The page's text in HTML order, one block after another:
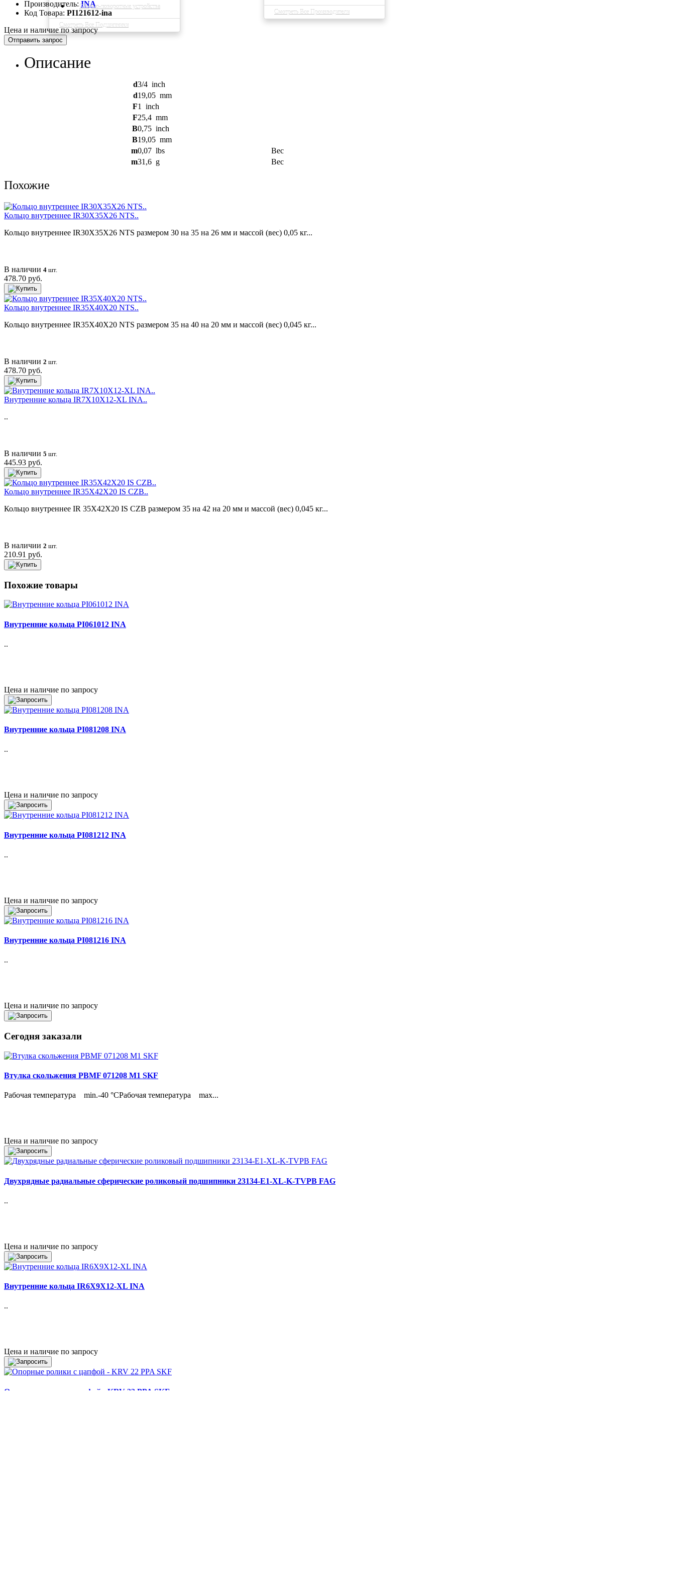
Опорно-поворотные устройства
Смотреть Все Подшипники
Смотреть Все Производители
Производитель:INA
Код Товара: PI121612-ina
Цена и наличие по запросу
Отправить запрос
Описание
d3/4 inch
d19,05 mm
F1
inch
F25,4 mm
B0,75 inch
B19,05 mm
m0,07 lbs
Вес
m31,6 g Вес
Похожие
Кольцо внутреннее IR30X35X26 NTS..
Кольцо внутреннее IR30X35X26 NTS размером 30 на 35 на 26 мм и массой (вес) 0,05 кг...
В наличии 4 шт.
478.70 руб.
Кольцо внутреннее IR35X40X20 NTS..
Кольцо внутреннее IR35X40X20 NTS размером 35 на 40 на 20 мм и массой (вес) 0,045 кг...
В наличии 2 шт.
478.70 руб.
Внутренние кольца IR7X10X12-XL INA..
..
В наличии 5 шт.
445.93 руб.
Кольцо внутреннее IR35X42X20 IS CZB..
Кольцо внутреннее IR 35X42X20 IS CZB размером 35 на 42 на 20 мм и массой (вес) 0,045 кг...
В наличии 2 шт.
210.91 руб.
Похожие товары
Внутренние кольца PI061012 INA
..
Цена и наличие по запросу
Внутренние кольца PI081208 INA
..
Цена и наличие по запросу
Внутренние кольца PI081212 INA
..
Цена и наличие по запросу
Внутренние кольца PI081216 INA
..
Цена и наличие по запросу
Сегодня заказали
Втулка скольжения PBMF 071208 M1 SKF
Рабочая температура min.-40 °CРабочая температура max...
Цена и наличие по запросу
Двухрядные радиальные сферические роликовый подшипники 23134-E1-XL-K-TVPB FAG
..
Цена и наличие по запросу
Внутренние кольца IR6X9X12-XL INA
..
Цена и наличие по запросу
Опорные ролики с цапфой - KRV 22 PPA SKF